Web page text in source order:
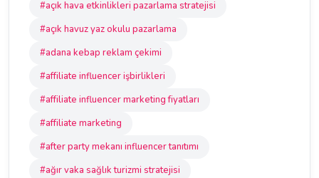
#açık hava etkinlikleri pazarlama stratejisi
#açık havuz yaz okulu pazarlama
#adana kebap reklam çekimi
#affiliate influencer işbirlikleri
#affiliate influencer marketing fiyatları
#affiliate marketing
#after party mekanı influencer tanıtımı
#ağır vaka sağlık turizmi stratejisi